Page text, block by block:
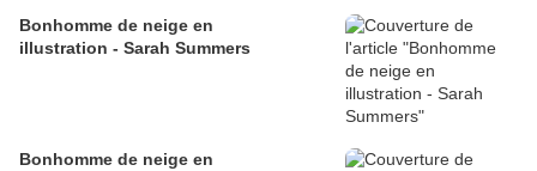
Bonhomme de neige en
illustration - Sarah Summers
Bonhomme de neige en